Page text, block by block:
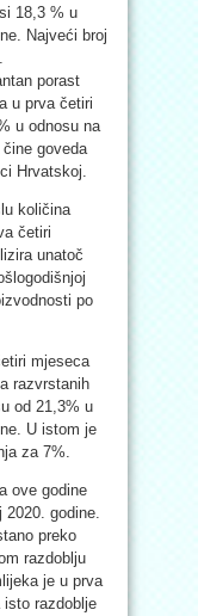
18,3 % u
Najveći broj
porast
u prva četiri
u odnosu na
goveda
Hrvatskoj.
količina
četiri
unatoč
po
mjeseca
razvrstanih
od 21,3% u
U istom je
za 7%.
ove godine
godine.
preko
razdoblju
je u prva
razdoblje